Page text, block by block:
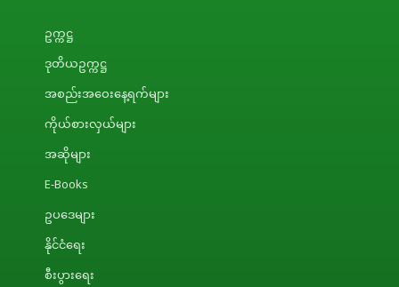
ဥက္ကဋ္ဌ
ဒုတိယဥက္ကဋ္ဌ
အစည်းအဝေးနေ့ရက်များ
ကိုယ်စားလှယ်များ
အဆိုများ
E-Books
ဥပဒေများ
နိုင်ငံရေး
စီးပွားရေး